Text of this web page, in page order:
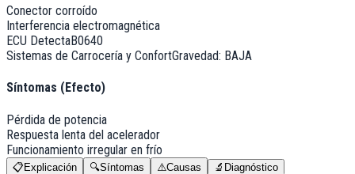
Conector corroído
Interferencia electromagnética
ECU DetectaB0640
Sistemas de Carrocería y ConfortGravedad: BAJA
Síntomas (Efecto)
Pérdida de potencia
Respuesta lenta del acelerador
Funcionamiento irregular en frío
📋 Explicación 🔍Síntomas ⚠️Causas 🔬 Diagnóstico